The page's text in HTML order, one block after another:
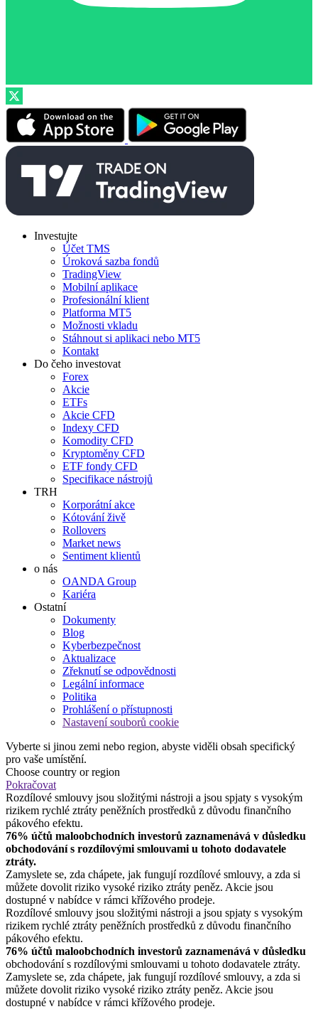
Investujte
Účet TMS
Úroková sazba fondů
TradingView
Mobilní aplikace
Profesionální klient
Platforma MT5
Možnosti vkladu
Stáhnout si aplikaci nebo MT5
Kontakt
Do čeho investovat
Forex
Akcie
ETFs
Akcie CFD
Indexy CFD
Komodity CFD
Kryptoměny CFD
ETF fondy CFD
Specifikace nástrojů
TRH
Korporátní akce
Kótování živě
Rollovers
Market news
Sentiment klientů
o nás
OANDA Group
Kariéra
Ostatní
Dokumenty
Blog
Kyberbezpečnost
Aktualizace
Zřeknutí se odpovědnosti
Legální informace
Politika
Prohlášení o přístupnosti
Nastavení souborů cookie
Vyberte si jinou zemi nebo region, abyste viděli obsah specifický
pro vaše umístění.
Choose country or region
Pokračovat
Rozdílové smlouvy jsou složitými nástroji a jsou spjaty s vysokým
rizikem rychlé ztráty peněžních prostředků z důvodu finančního
pákového efektu.
76% účtů maloobchodních investorů zaznamenává v důsledku
obchodování s rozdílovými smlouvami u tohoto dodavatele
ztráty.
Zamyslete se, zda chápete, jak fungují rozdílové smlouvy, a zda si
můžete dovolit riziko vysoké riziko ztráty peněz. Akcie jsou
dostupné v nabídce v rámci křížového prodeje.
Rozdílové smlouvy jsou složitými nástroji a jsou spjaty s vysokým
rizikem rychlé ztráty peněžních prostředků z důvodu finančního
pákového efektu.
76% účtů maloobchodních investorů zaznamenává v důsledku
obchodování s rozdílovými smlouvami u tohoto dodavatele ztráty.
Zamyslete se, zda chápete, jak fungují rozdílové smlouvy, a zda si
můžete dovolit riziko vysoké riziko ztráty peněz. Akcie jsou
dostupné v nabídce v rámci křížového prodeje.